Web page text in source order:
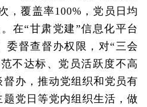
，覆盖率100%，党员日均
在“甘肃党建”信息化平台
委督查督办权限，对“三会
不达标、党员活跃度不高
督办，推动党组织和党员有
党日等党内组织生活，做